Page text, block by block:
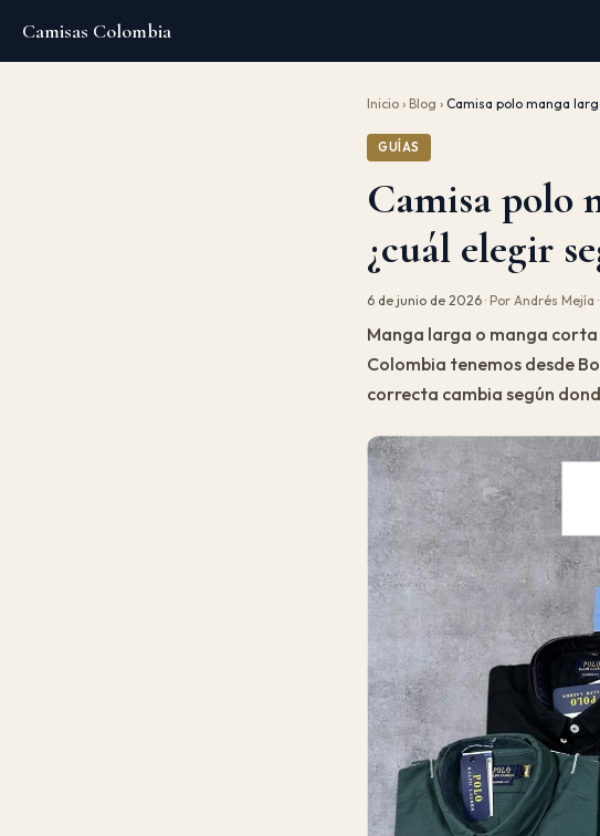
Camisas Colombia
Inicio › Blog › Camisa polo manga
GUÍAS
Camisa polo
¿cuál elegir
6 de junio de 2026 · Por Andrés Mejía
Manga larga o manga corta
Colombia tenemos desde
correcta cambia según